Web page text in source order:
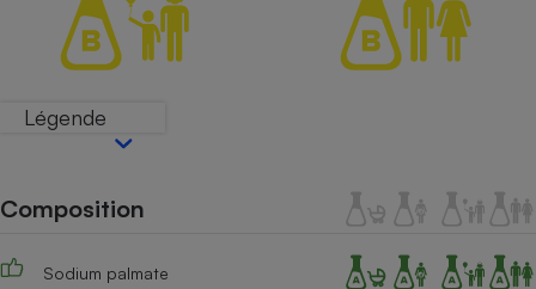
Légende
Composition
Sodium palmate
Complément
alimentaire
bouteille
Banque
Petit électroménager -
Matelas